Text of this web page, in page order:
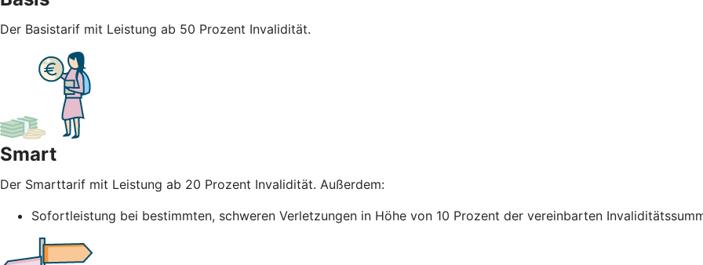
Der Basistarif mit Leistung ab 50 Prozent Invalidität.
Smart
Der Smarttarif mit Leistung ab 20 Prozent Invalidität. Außerdem:
Sofortleistung bei bestimmten, schweren Verletzungen in Höhe von 10 Prozent der vereinbarten